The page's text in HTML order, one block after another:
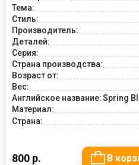
Тема:
Стиль:
Производитель:
Деталей:
Серия:
Страна производства:
Возраст от:
Вес:
Английское название:Spring
Материал:
Страна:
800 р. В